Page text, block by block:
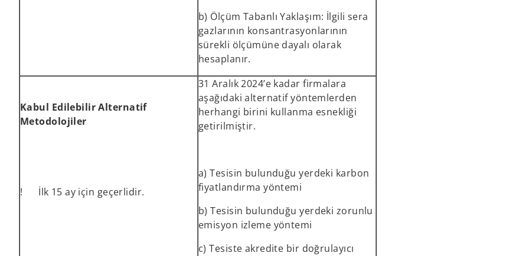
b) Ölçüm Tabanlı Yaklaşım: İlgili sera
gazlarının konsantrasyonlarının
sürekli ölçümüne dayalı olarak
hesaplanır.
Kabul Edilebilir Alternatif
Metodolojiler
! İlk 15 ay için geçerlidir.
31 Aralık 2024’e kadar firmalara
aşağıdaki alternatif yöntemlerden
herhangi birini kullanma esnekliği
getirilmiştir.
a) Tesisin bulunduğu yerdeki karbon
fiyatlandırma yöntemi
b) Tesisin bulunduğu yerdeki zorunlu
emisyon izleme yöntemi
c) Tesiste akredite bir doğrulayıcı